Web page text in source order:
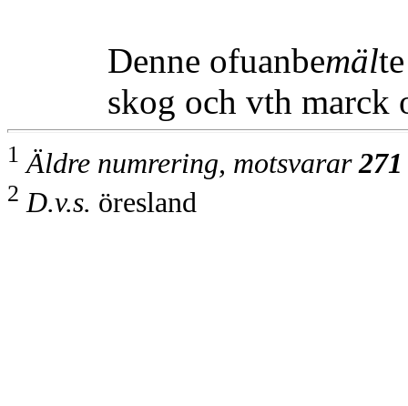
Denne ofuanbemäl
skog och vth marck
1 Äldre numrering, motsvarar271
2 D.v.s. öresland